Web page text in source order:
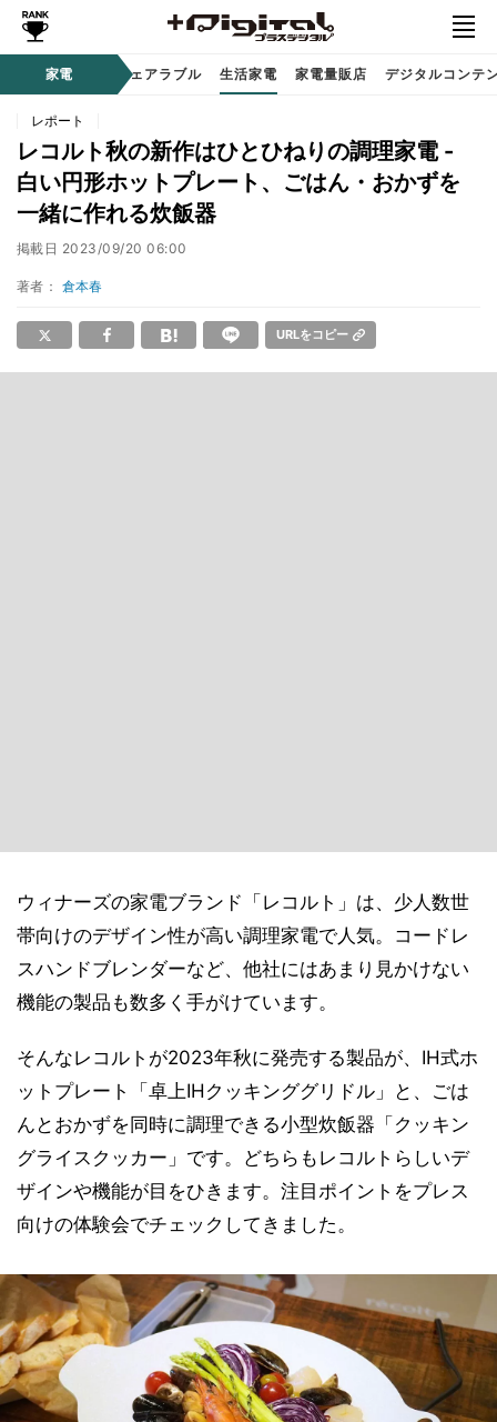
家電
ディオ 時計 / ウェアラブル 生活家電 家電量販店 デジタルコンテ
レポート
レコルト秋の新作はひとひねりの調理家電 -
白い円形ホットプレート、ごはん・おかずを
一緒に作れる炊飯器
掲載日 2023/09/20 06:00
著者： 倉本春
URLをコピー
ウィナーズの家電ブランド「レコルト」は、少人数世
帯向けのデザイン性が高い調理家電で人気。コードレ
スハンドブレンダーなど、他社にはあまり見かけない
機能の製品も数多く手がけています。
そんなレコルトが2023年秋に発売する製品が、IH式ホ
ットプレート「卓上IHクッキンググリドル」と、ごは
んとおかずを同時に調理できる小型炊飯器「クッキン
グライスクッカー」です。どちらもレコルトらしいデ
ザインや機能が目をひきます。注目ポイントをプレス
向けの体験会でチェックしてきました。